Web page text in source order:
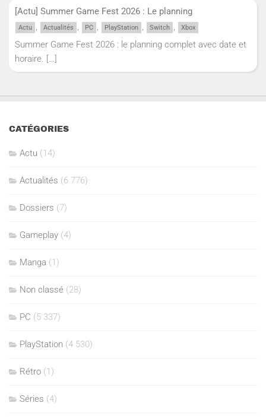
[Actu] Summer Game Fest 2026 : Le planning
Actu , Actualités , PC , PlayStation , Switch , Xbox
Summer Game Fest 2026 : le planning complet avec date et
horaire. […]
CATÉGORIES
Actu (14)
Actualités (6 776)
Dossiers (7)
Gameplay (4)
Manga (1)
Non classé (28)
PC (5 337)
PlayStation (4 530)
Rétro (1)
Séries (4)